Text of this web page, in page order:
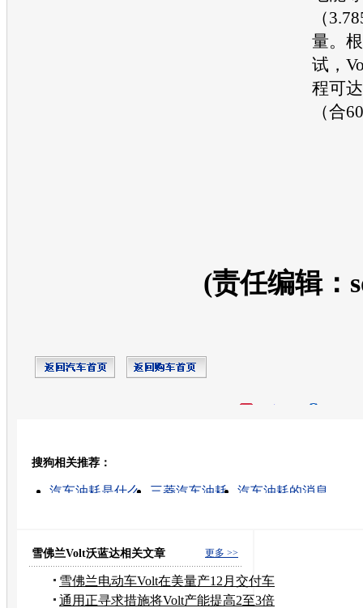
（
量。
试，
程可
（合
(责任编辑：
搜狗相关推荐：
汽车油耗是什么 三菱汽车油耗
汽车油耗的消息
更多 >>
雪佛兰Volt沃蓝达相关文章
雪佛兰电动车Volt在美量产12月交付车
主
通用正寻求措施将Volt产能提高2至3倍